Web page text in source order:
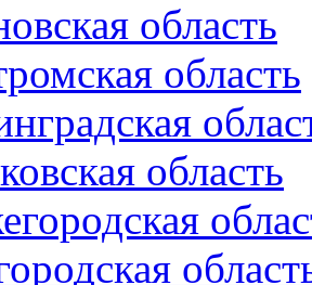
область
область
область